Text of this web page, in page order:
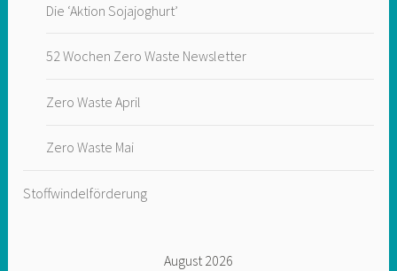
Die ‘Aktion Sojajoghurt’
52 Wochen Zero Waste Newsletter
Zero Waste April
Zero Waste Mai
Stoffwindelförderung
August 2026